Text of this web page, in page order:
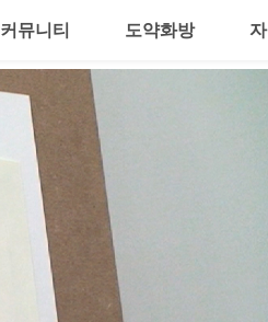
커뮤니티 도약화방